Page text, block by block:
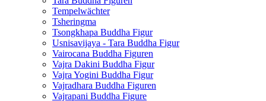
Tempelwächter
Tsheringma
Tsongkhapa Buddha Figur
Usnisavijaya - Tara Buddha Figur
Vairocana Buddha Figuren
Vajra Dakini Buddha Figur
Vajra Yogini Buddha Figur
Vajradhara Buddha Figuren
Vajrapani Buddha Figure